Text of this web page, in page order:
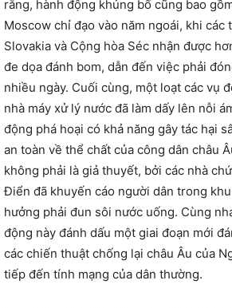
rằng, hành động khủng bố cũng bao
Moscow chỉ đạo vào năm ngoái, khi các
Slovakia và Cộng hòa Séc nhận được
đe dọa đánh bom, dẫn đến việc phải
nhiều ngày. Cuối cùng, một loạt các vụ
nhà máy xử lý nước đã làm dấy lên nỗi
động phá hoại có khả năng gây tác hại
an toàn về thể chất của công dân châu
không phải là giả thuyết, bởi các nhà
Điển đã khuyến cáo người dân trong
hưởng phải đun sôi nước uống. Cùng
động này đánh dấu một giai đoạn mới
các chiến thuật chống lại châu Âu của
tiếp đến tính mạng của dân thường.